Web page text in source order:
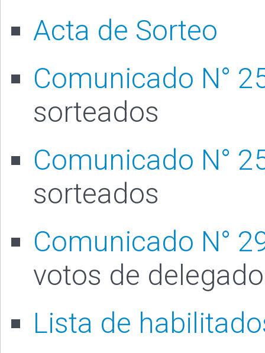
Acta de Sorteo
Comunicado N°
sorteados
Comunicado N°
sorteados
Comunicado N°
votos de delegado
Lista de